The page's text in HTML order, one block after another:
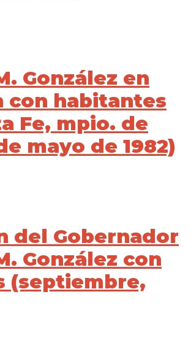
González en
con habitantes
Fe, mpio. de
mayo de 1982)
del Gobernador
González con
(septiembre,